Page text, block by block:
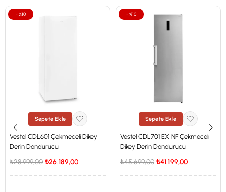
Sepete Ekle
Vestel CDL601 Çekmeceli Dikey
Derin Dondurucu
₺26.189,00
₺28.999,00
%10
Sepete Ekle
Vestel CDL701 EX NF Çekmeceli
Dikey Derin Dondurucu
₺41.199,00
₺45.699,00
%10